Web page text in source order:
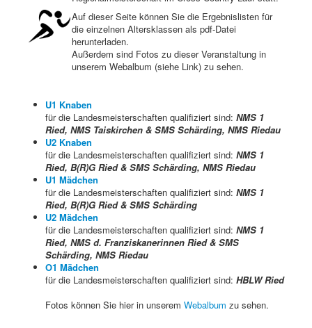
Auf dieser Seite können Sie die Ergebnislisten für
die einzelnen Altersklassen als pdf-Datei
herunterladen.
Außerdem sind Fotos zu dieser Veranstaltung in
unserem Webalbum (siehe Link) zu sehen.
U1 Knaben
für die Landesmeisterschaften qualifiziert sind: NMS 1
Ried, NMS Taiskirchen & SMS Schärding, NMS Riedau
U2 Knaben
für die Landesmeisterschaften qualifiziert sind: NMS 1
Ried, B(R)G Ried & SMS Schärding, NMS Riedau
U1 Mädchen
für die Landesmeisterschaften qualifiziert sind: NMS 1
Ried, B(R)G Ried & SMS Schärding
U2 Mädchen
für die Landesmeisterschaften qualifiziert sind: NMS 1
Ried, NMS d. Franziskanerinnen Ried & SMS
Schärding, NMS Riedau
O1 Mädchen
für die Landesmeisterschaften qualifiziert sind: HBLW Ried
Fotos können Sie hier in unserem Webalbum zu sehen.